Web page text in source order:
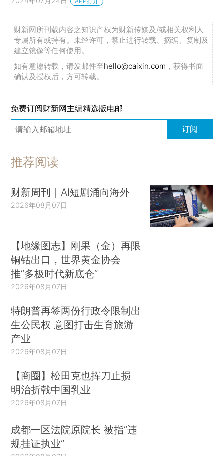
财新网所刊载内容之知识产权为财新传媒及/或相关权利人
专属所有或持有。未经许可，禁止进行转载、摘编、复制及
建立镜像等任何使用。
如有意愿转载，请发邮件至hello@caixin.com ，获得书面
确认及授权后，方可转载。
免费订阅财新网主编精选版电邮
订阅
推荐阅读
财新周刊｜AI短剧涌向海外
2026年08月07日
【地缘图志】刚果（金）再限
铜钴出口，世界黄金协会
推“多极时代新底仓”
2026年08月07日
特朗普再签两份行政令限制出
生公民权 意图打击生育旅游
产业
2026年08月07日
【商圈】松田克也挥刀止损
明治折戟中国乳业
2026年08月07日
成都一区法院原院长 被指“违
规挂证执业”